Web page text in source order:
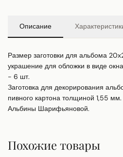
Описание
Размер заготовки для альбома
украшение для обложки в виде
- 6 шт.
Заготовка для декорирования
пивного картона толщиной 1,55 мм.
Альбины Шарифьяновой.
Похожие товары